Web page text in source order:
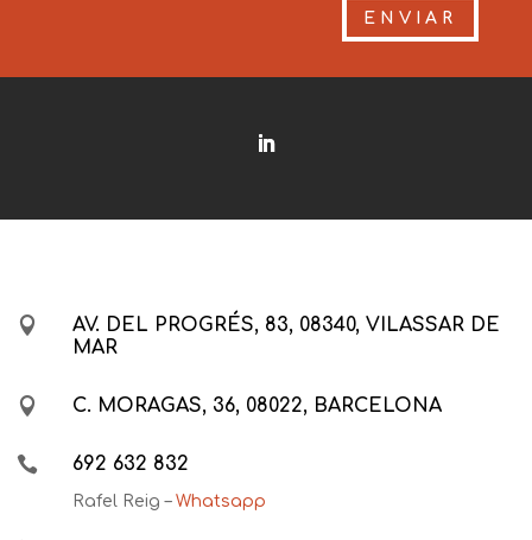
ENVIAR

AV. DEL PROGRÉS, 83, 08340, VILASSAR DE
MAR
 C. MORAGAS, 36, 08022, BARCELONA
 692 632 832
Rafel Reig – Whatsapp